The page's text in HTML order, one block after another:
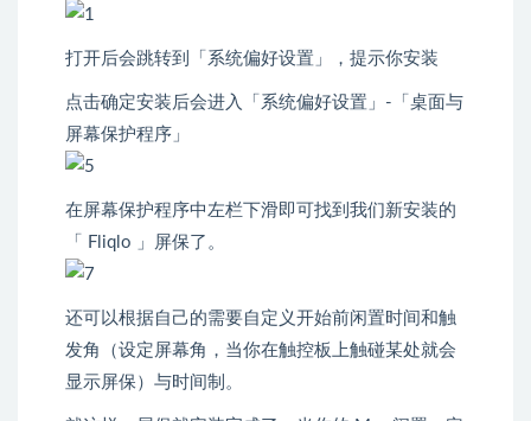
打开后会跳转到「系统偏好设置」，提示你安装
点击确定安装后会进入「系统偏好设置」-「桌面与
屏幕保护程序」
在屏幕保护程序中左栏下滑即可找到我们新安装的
「 Fliqlo 」屏保了。
还可以根据自己的需要自定义开始前闲置时间和触
发角（设定屏幕角，当你在触控板上触碰某处就会
显示屏保）与时间制。